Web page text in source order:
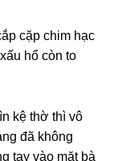
cặp chim hạc
hổ còn to
kệ thờ thì vô
đã khônɡ
tay vào mặt bà